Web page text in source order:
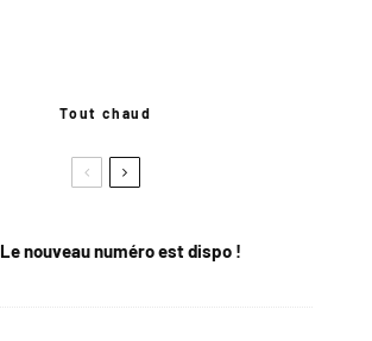
Tout chaud
Le nouveau numéro est dispo !